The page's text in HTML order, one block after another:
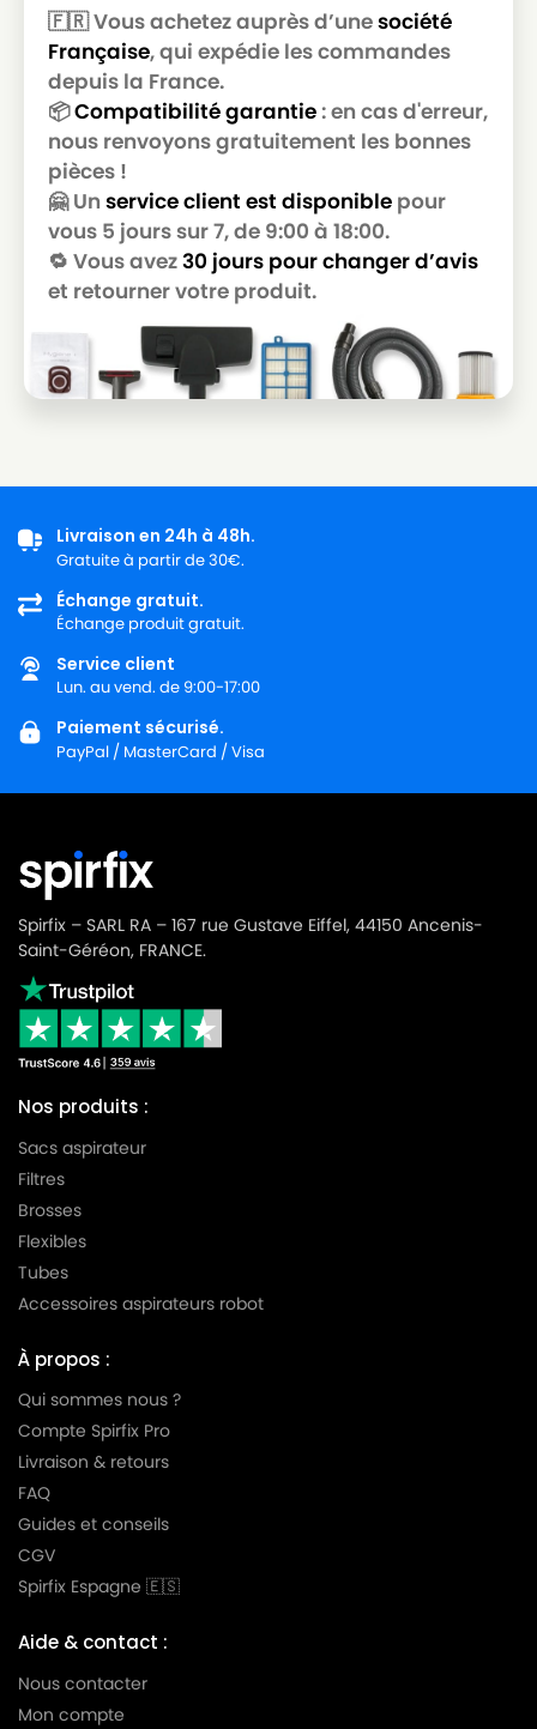
ROWENTA
ROWENTA RO2366EA
ROWENTA
ROWENTA RO2366EA 4Q0
ROWENTA
ROWENTA RO2366EA RO 214501 4Q 0
POWER SPACE
ROWENTA
ROWENTA
ROWENTA RS-RT9976
ROWENTA
ROWENTA ZR 0039 01
🇫🇷 Vous achetez auprès d’unesociété
Française, qui expédie les commandes
depuis la France.
📦Compatibilité garantie: en cas d'erreur,
nous renvoyons gratuitement les bonnes
pièces !
🤗 Un service client est disponible pour
vous 5 jours sur 7, de 9:00 à 18:00.
🔁 Vous avez30 jours pour changer d’avis
et retourner votre produit.
Livraison en 24h à 48h.
Gratuite à partir de 30€.
Échange gratuit.
Échange produit gratuit.
Service client
Lun. au vend. de 9:00-17:00
Paiement sécurisé.
PayPal / MasterCard / Visa
Spirfix – SARL RA – 167 rue Gustave Eiffel, 44150 Ancenis-
Saint-Géréon, FRANCE.
Nos produits :
Sacs aspirateur
Filtres
Brosses
Flexibles
Tubes
Accessoires aspirateurs robot
À propos :
Qui sommes nous ?
Compte Spirfix Pro
Livraison & retours
FAQ
Guides et conseils
CGV
Spirfix Espagne 🇪🇸
Aide & contact :
Nous contacter
Mon compte